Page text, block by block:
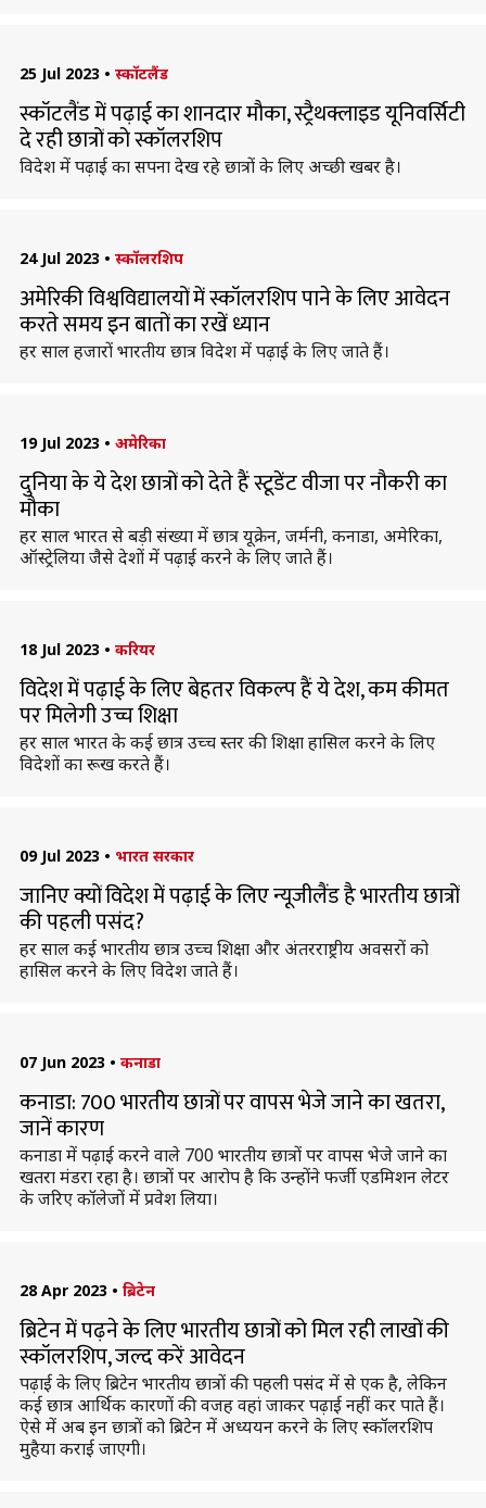
25 Jul 2023 • स्कॉटलैंड
स्कॉटलैंड में पढ़ाई का शानदार मौका, स्ट्रैथक्लाइड यूनिवर्सिटी
दे रही छात्रों को स्कॉलरशिप
विदेश में पढ़ाई का सपना देख रहे छात्रों के लिए अच्छी खबर है।
24 Jul 2023 • स्कॉलरशिप
अमेरिकी विश्वविद्यालयों में स्कॉलरशिप पाने के लिए आवेदन
करते समय इन बातों का रखें ध्यान
हर साल हजारों भारतीय छात्र विदेश में पढ़ाई के लिए जाते हैं।
19 Jul 2023 • अमेरिका
दुनिया के ये देश छात्रों को देते हैं स्टूडेंट वीजा पर नौकरी का
मौका
हर साल भारत से बड़ी संख्या में छात्र यूक्रेन, जर्मनी, कनाडा, अमेरिका,
ऑस्ट्रेलिया जैसे देशों में पढ़ाई करने के लिए जाते हैं।
18 Jul 2023 • करियर
विदेश में पढ़ाई के लिए बेहतर विकल्प हैं ये देश, कम कीमत
पर मिलेगी उच्च शिक्षा
हर साल भारत के कई छात्र उच्च स्तर की शिक्षा हासिल करने के लिए
विदेशों का रूख करते हैं।
09 Jul 2023 • भारत सरकार
जानिए क्यों विदेश में पढ़ाई के लिए न्यूजीलैंड है भारतीय छात्रों
की पहली पसंद?
हर साल कई भारतीय छात्र उच्च शिक्षा और अंतरराष्ट्रीय अवसरों को
हासिल करने के लिए विदेश जाते हैं।
07 Jun 2023 • कनाडा
कनाडा: 700 भारतीय छात्रों पर वापस भेजे जाने का खतरा,
जानें कारण
कनाडा में पढ़ाई करने वाले 700 भारतीय छात्रों पर वापस भेजे जाने का
खतरा मंडरा रहा है। छात्रों पर आरोप है कि उन्होंने फर्जी एडमिशन लेटर
के जरिए कॉलेजों में प्रवेश लिया।
28 Apr 2023 • ब्रिटेन
ब्रिटेन में पढ़ने के लिए भारतीय छात्रों को मिल रही लाखों की
स्कॉलरशिप, जल्द करें आवेदन
पढ़ाई के लिए ब्रिटेन भारतीय छात्रों की पहली पसंद में से एक है, लेकिन
कई छात्र आर्थिक कारणों की वजह वहां जाकर पढ़ाई नहीं कर पाते हैं।
ऐसे में अब इन छात्रों को ब्रिटेन में अध्ययन करने के लिए स्कॉलरशिप
मुहैया कराई जाएगी।